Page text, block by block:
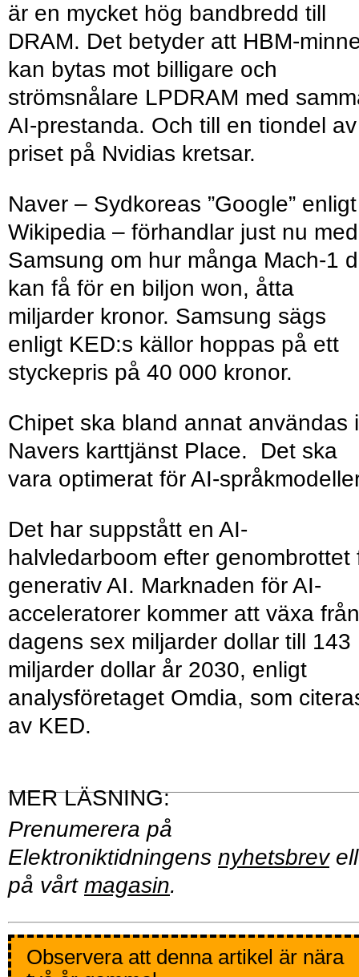
är en mycket hög bandbredd till
DRAM. Det betyder att HBM-
kan bytas mot billigare och
strömsnålare LPDRAM med
AI-prestanda. Och till en tiondel av
priset på Nvidias kretsar.
Naver – Sydkoreas ”Google” enligt
Wikipedia – förhandlar just nu med
Samsung om hur många Mach-1
kan få för en biljon won, åtta
miljarder kronor. Samsung sägs
enligt KED:s källor hoppas på ett
styckepris på 40 000 kronor.
Chipet ska bland annat användas i
Navers karttjänst Place. Det ska
vara optimerat för AI-
Det har suppstått en AI-
halvledarboom efter genombrottet
generativ AI. Marknaden för AI-
acceleratorer kommer att växa från
dagens sex miljarder dollar till 143
miljarder dollar år 2030, enligt
analysföretaget Omdia, som
av KED.
Prenumerera på
Elektroniktidningens nyhetsbrev
på vårt magasin.
Observera att denna artikel är nära